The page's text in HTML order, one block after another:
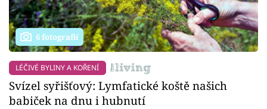
6 fotografií
LÉČIVÉ BYLINY A KOŘENÍ
Svízel syřišťový: Lymfatické koště našich
babiček na dnu i hubnutí